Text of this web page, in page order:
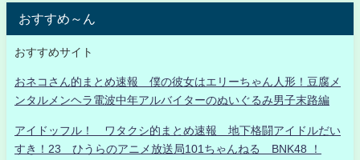
おすすめ～ん
おすすめサイト
おネコさん的まとめ速報 僕の彼女はエリーちゃん人形！豆腐メ
ンタルメンヘラ電波中年アルバイターのぬいぐるみ男子末路編
アイドッフル！ ワタクシ的まとめ速報 地下格闘アイドルだい
すき！23 ひうらのアニメ放送局101ちゃんねる BNK48 ！